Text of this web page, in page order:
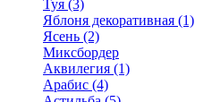
Туя (3)
Яблоня декоративная (1)
Ясень (2)
Миксбордер
Аквилегия (1)
Арабис (4)